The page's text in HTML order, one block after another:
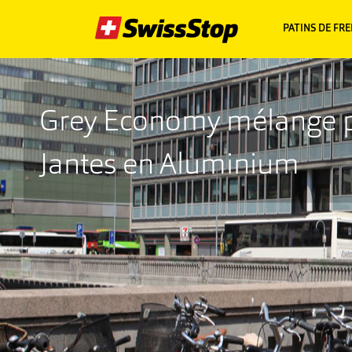
PATINS DE
Grey Economymélange
Jantes en Aluminium